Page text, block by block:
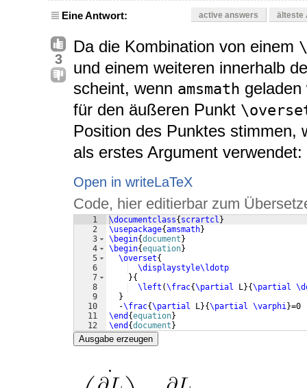
Eine Antwort: active answers älteste
3
Da die Kombination von einem
und einem weiteren innerhalb
scheint, wenn amsmath
für den äußeren Punkt
Position des Punktes stimmen,
als erstes Argument verwendet:
Open in writeLaTeX
Code, hier editierbar zum
1
2
3
4
5
6
7
8
9
10
11
12
\documentclass{ scrartcl }
\usepackage{amsmath}
\begin{document }
\begin{equation}
\overset{
\displaystyle\ldotp
}{
\left (\frac{\partial L}{\partial
}
  -
\frac{\partial L}{\partial \varphi}=0
\end {equation}
\end {document }
Ausgabe erzeugen